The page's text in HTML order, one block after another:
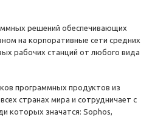
решений обеспечивающих
на корпоративные сети средних
рабочих станций от любого вида
программных продуктов из
странах мира и сотрудничает с
которых значатся: Sophos,